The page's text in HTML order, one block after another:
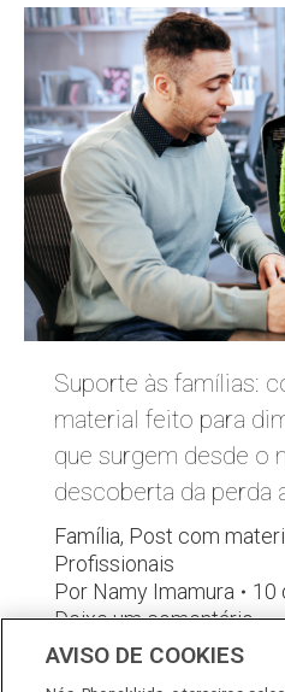
Suporte às famílias:
material feito para
que surgem desde o
descoberta da perda
Família, Post com
Profissionais
Por Namy Imamura
10
Deixe um comentário
A Lista Rápida de
AVISO DE COOKIES